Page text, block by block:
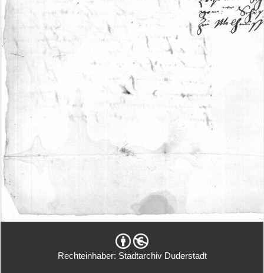
Rechteinhaber: Stadtarchiv Duderstadt